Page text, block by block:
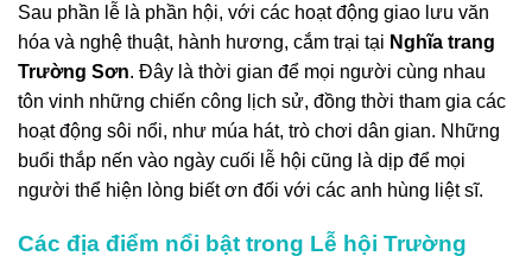
Sau phần lễ là phần hội, với các hoạt động giao lưu văn
hóa và nghệ thuật, hành hương, cắm trại tại Nghĩa trang
Trường Sơn. Đây là thời gian để mọi người cùng nhau
tôn vinh những chiến công lịch sử, đồng thời tham gia các
hoạt động sôi nổi, như múa hát, trò chơi dân gian. Những
buổi thắp nến vào ngày cuối lễ hội cũng là dịp để mọi
người thể hiện lòng biết ơn đối với các anh hùng liệt sĩ.
Các địa điểm nổi bật trong Lễ hội Trường